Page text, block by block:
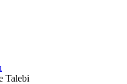
Talebi